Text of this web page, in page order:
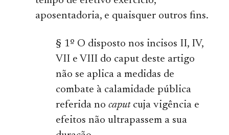
aposentadoria, e quaisquer outros fins.
§ 1º O disposto nos incisos II, IV,
VII e VIII do caput deste artigo
não se aplica a medidas de
combate à calamidade pública
referida nocaputcuja vigência e
efeitos não ultrapassem a sua